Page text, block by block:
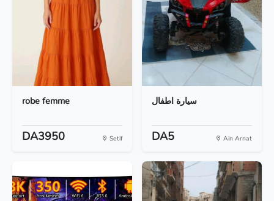
robe femme
DA3950 Setif
سيارة اطفال
DA5 Ain Arnat